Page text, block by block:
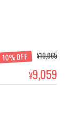
10%OFF ¥10,065
¥9,059